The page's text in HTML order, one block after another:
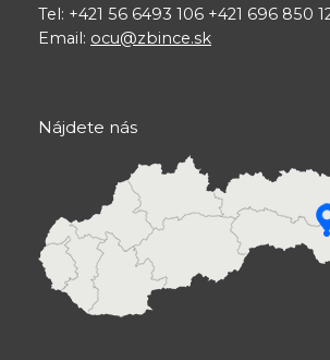
Tel: +421 56 6493 106 +421 696 850
Email: ocu@zbince.sk
Nájdete nás